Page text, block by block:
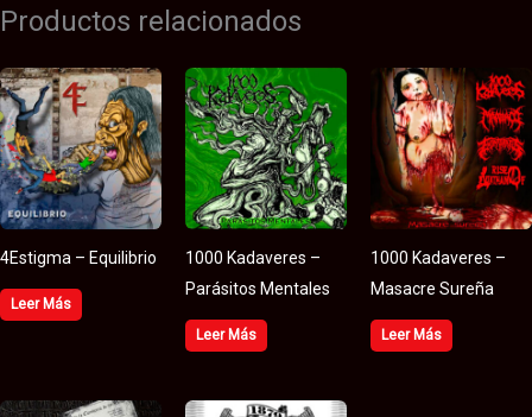
Productos relacionados
4Estigma – Equilibrio
Leer Más
1000 Kadaveres –
Parásitos Mentales
Leer Más
1000 Kadaveres –
Masacre Sureña
Leer Más